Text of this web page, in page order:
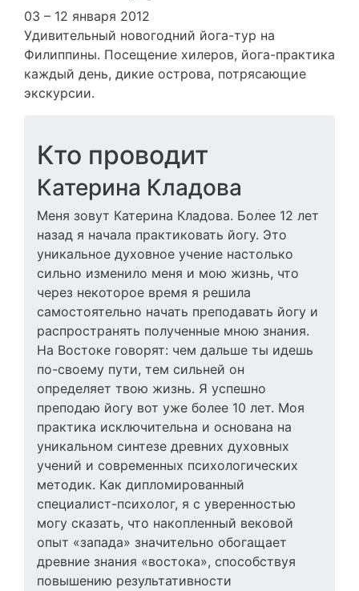
03 – 12 января 2012
Удивительный новогодний йога-тур на
Филиппины. Посещение хилеров, йога-практика
каждый день, дикие острова, потрясающие
экскурсии.
Кто проводит
Катерина Кладова
Меня зовут Катерина Кладова. Более 12 лет
назад я начала практиковать йогу. Это
уникальное духовное учение настолько
сильно изменило меня и мою жизнь, что
через некоторое время я решила
самостоятельно начать преподавать йогу и
распространять полученные мною знания.
На Востоке говорят: чем дальше ты идешь
по-своему пути, тем сильней он
определяет твою жизнь. Я успешно
преподаю йогу вот уже более 10 лет. Моя
практика исключительна и основана на
уникальном синтезе древних духовных
учений и современных психологических
методик. Как дипломированный
специалист-психолог, я с уверенностью
могу сказать, что накопленный вековой
опыт «запада» значительно обогащает
древние знания «востока», способствуя
повышению результативности